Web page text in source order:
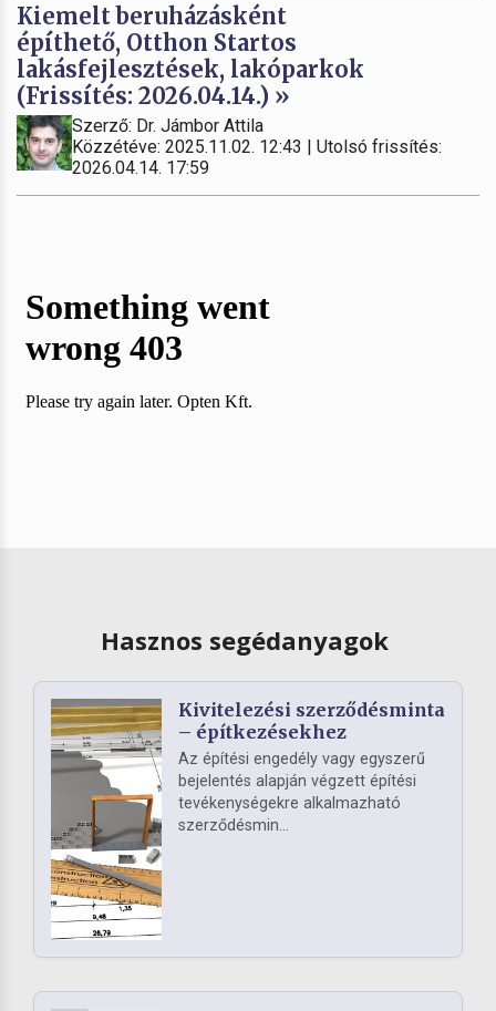
Kiemelt beruházásként
építhető, Otthon Startos
lakásfejlesztések, lakóparkok
(Frissítés: 2026.04.14.) »
Szerző: Dr. Jámbor Attila
Közzétéve: 2025.11.02. 12:43 | Utolsó frissítés:
2026.04.14. 17:59
Hasznos segédanyagok
Kivitelezési szerződésminta
– építkezésekhez
Az építési engedély vagy egyszerű
bejelentés alapján végzett építési
tevékenységekre alkalmazható
szerződésmin...